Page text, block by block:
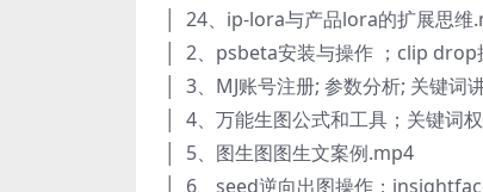
│ 24、ip-lora与产品lora的扩展思维
│ 2、psbeta安装与操作 ；clip
│ 3、MJ账号注册; 参数分析; 关键词
│ 4、万能生图公式和工具；关键词
│ 5、图生图图生文案例.mp4
│ 6、seed逆向出图操作；